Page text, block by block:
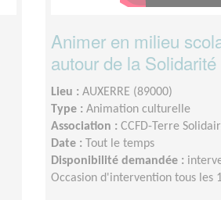
Animer en milieu
autour de la
Lieu : AUXERRE (89000)
Type : Animation culturelle
Association : CCFD-Terre
Date :
Tout le temps
Disponibilité demandée :
Occasion d'intervention tous les